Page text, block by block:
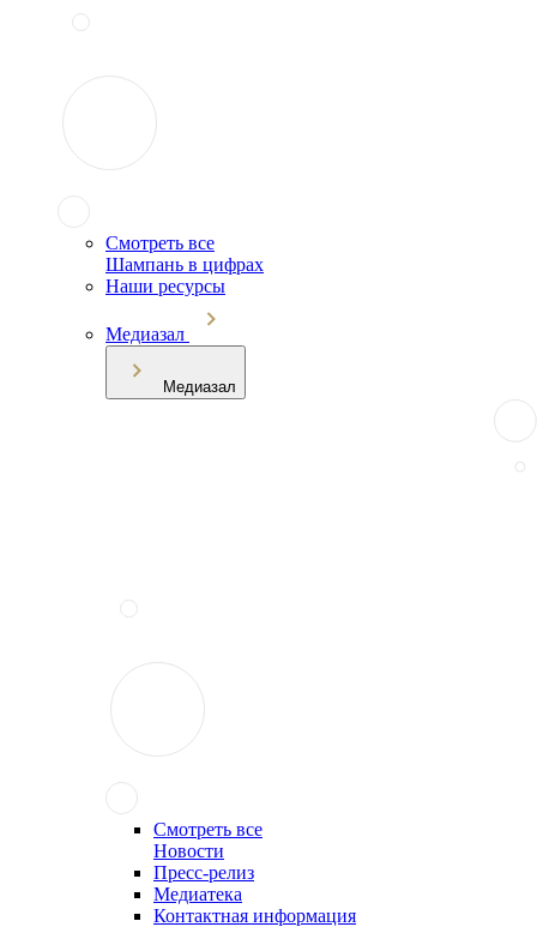
Смотреть все
Шампань в цифрах
Наши ресурсы
Медиазал
Медиазал
Смотреть все
Новости
Пресс-релиз
Медиатека
Контактная информация